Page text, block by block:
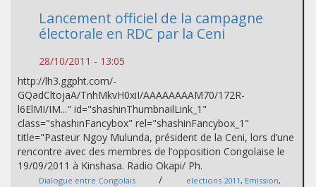
Lancement officiel de la campagne
électorale en RDC par la Ceni
28/10/2011 - 13:05
http://lh3.ggpht.com/-
GQadCltojaA/TnhMkvH0xiI/AAAAAAAAM70/172R-
l6ElMI/IM..." id="shashinThumbnailLink_1"
class="shashinFancybox" rel="shashinFancybox_1"
title="Pasteur Ngoy Mulunda, président de la Ceni, lors d’une
rencontre avec des membres de l’opposition Congolaise le
19/09/2011 à Kinshasa. Radio Okapi/ Ph.
Dialogue entre Congolais / elections 2011, Emission,